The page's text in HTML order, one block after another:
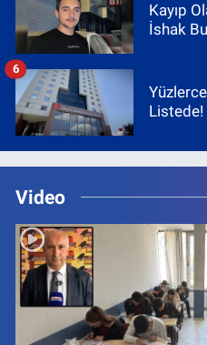
Kayıp
İshak
Listede!
6
Video